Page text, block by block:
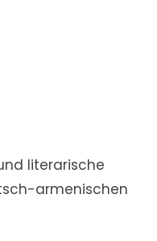
literarische
armenischen